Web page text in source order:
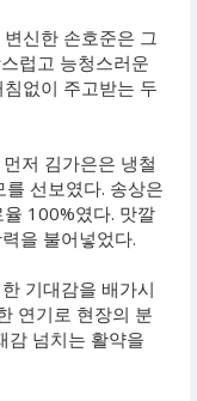
변신한 손호준은 그
럽고 능청스러운
없이 주고받는 두
저 김가은은 냉철
를 선보였다. 송상은
율 100%였다. 맛깔
을 불어넣었다.
기대감을 배가시
연기로 현장의 분
감 넘치는 활약을